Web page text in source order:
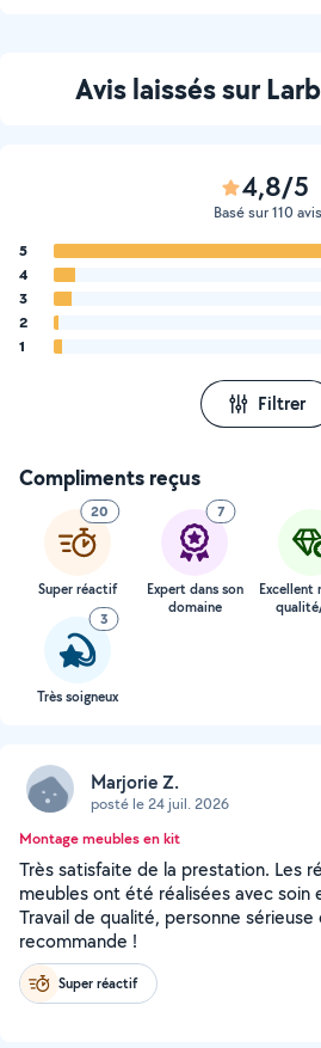
Avis laissés sur
4,8/5
Basé sur 110 avis
5
4
3
2
1
Filtrer
Compliments reçus
20
Super réactif
7
Expert dans son
domaine
Excellent
3
Très soigneux
Marjorie Z.
posté le 24 juil. 2026
Montage meubles en kit
Très satisfaite de la prestation. Les
meubles ont été réalisées avec soin
Travail de qualité, personne
recommande !
Super réactif